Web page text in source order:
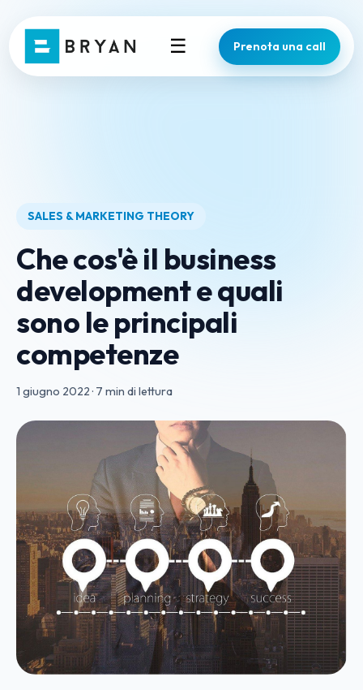
☰ Prenota una call
SALES & MARKETING THEORY
Che cos'è il business
development e quali
sono le principali
competenze
1 giugno 2022 · 7 min di lettura